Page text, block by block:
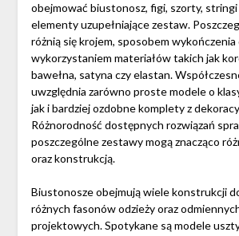
obejmować biustonosz, figi, szorty,
elementy uzupełniające zestaw.
różnią się krojem, sposobem wykończenia
wykorzystaniem materiałów takich jak
bawełna, satyna czy elastan.
uwzględnia zarówno proste modele o
jak i bardziej ozdobne komplety z
Różnorodność dostępnych rozwiązań
poszczególne zestawy mogą znacząco
oraz konstrukcją.
Biustonosze obejmują wiele konstrukcji
różnych fasonów odzieży oraz
projektowych. Spotykane są modele